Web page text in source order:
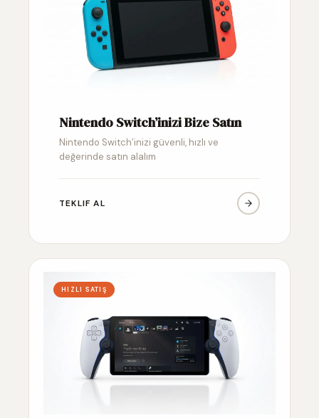
Nintendo Switch’inizi Bize Satın
Nintendo Switch’inizi güvenli, hızlı ve
değerinde satın alalım
TEKLIF AL
HIZLI SATIŞ